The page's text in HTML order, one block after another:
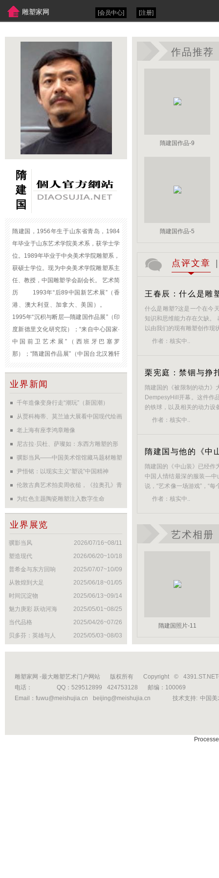
雕塑家网 [会员中心] [注册]
隋
建
国
隋建国，1956年生于山东省青岛，1984
年毕业于山东艺术学院美术系，获学士学
位。1989年毕业于中央美术学院雕塑系，
获硕士学位。现为中央美术学院雕塑系主
任、教授，中国雕塑学会副会长。 艺术简
历 1993年“后89中国新艺术展”（香
港、澳大利亚、加拿大、美国）。
1995年“沉积与断层—隋建国作品展”（印
度新德里文化研究院）；“来自中心国家·
中国前卫艺术展”（西班牙巴塞罗
那）；“隋建国作品展”（中国台北汉雅轩
画廊）；“记忆空间－隋建国作品展”（北
京CIFA画廊）；“物质及其想象力·亚洲雕
塑邀请展”（日本广岛）。 1996年“现
实·今天与明天·96中国当代艺术”（北京国
际艺苑美术馆）；“欧亚大陆东侧·装置与
绘画”（日本大孤儿玉画廊）；“95年度批
评家提名展（雕塑、装置）”（江
业界新闻
千年造像变身行走“潮玩”（新国潮）
从贾科梅蒂、莫兰迪大展看中国现代绘画
雕塑老上海有座李鸿章雕像
尼古拉·贝杜、萨璨如：东西方雕塑的形
与意骥影当风——中国美术馆馆藏马题材雕塑
作品展亮相北京
尹悟铭：以现实主义“塑说”中国精神
伦敦古典艺术拍卖周收槌，《拉奥孔》青
铜雕塑1360万英镑创纪录
为红色主题陶瓷雕塑注入数字生命
业界展览
2026/07/16~08/11
骥影当风
2026/06/20~10/18
塑造现代
2025/07/07~10/09
普希金与东方回响
2025/06/18~01/05
从敦煌到大足
2025/06/13~09/14
时间沉淀物
2025/05/01~08/25
魅力庚彩 跃动河海
2025/04/26~07/26
当代品格
2025/05/03~08/03
贝多芬：英雄与人
作品推荐
隋建国作品-9
隋建国作品-5
点评文章
王春辰：什么是
什么是雕塑?这是一个在今
知识和思维能力存在欠缺。
以由我们的现有雕塑创作现
像、塑一个动物的形像，
作者： 核实中..
栗宪庭：禁锢与挣
隋建国的《被限制的动力
DempesyHill开幕。这件作
的铁球，以及相关的动力设
的比例。铁柜里面的铁球
作者： 核实中..
隋建国与他的《中
隋建国的《中山装》已经
中国人情结最深的服装—中
说，“艺术像一场游戏”，“
到无限的痛苦与狂喜”。
像...
作者： 核实中..
艺术相册
隋建国照片-11
雕塑家网 -最大雕塑艺术门户网站 版权所有 Copyright ©
电话：
QQ：529512899 424753128
邮编：100069
Email：fuwu@meishujia.cn
beijing@meishujia.cn 技术支持: 中国美